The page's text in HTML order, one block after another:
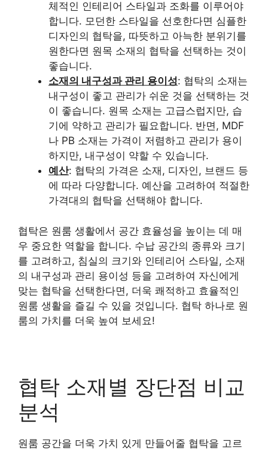
체적인 인테리어 스타일과 조화를 이루어야
합니다. 모던한 스타일을 선호한다면 심플한
디자인의 협탁을, 따뜻하고 아늑한 분위기를
원한다면 원목 소재의 협탁을 선택하는 것이
좋습니다.
소재의 내구성과 관리 용이성: 협탁의 소재는
내구성이 좋고 관리가 쉬운 것을 선택하는 것
이 좋습니다. 원목 소재는 고급스럽지만, 습
기에 약하고 관리가 필요합니다. 반면, MDF
나 PB 소재는 가격이 저렴하고 관리가 용이
하지만, 내구성이 약할 수 있습니다.
예산: 협탁의 가격은 소재, 디자인, 브랜드 등
에 따라 다양합니다. 예산을 고려하여 적절한
가격대의 협탁을 선택해야 합니다.
협탁은 원룸 생활에서 공간 효율성을 높이는 데 매
우 중요한 역할을 합니다. 수납 공간의 종류와 크기
를 고려하고, 침실의 크기와 인테리어 스타일, 소재
의 내구성과 관리 용이성 등을 고려하여 자신에게
맞는 협탁을 선택한다면, 더욱 쾌적하고 효율적인
원룸 생활을 즐길 수 있을 것입니다. 협탁 하나로 원
룸의 가치를 더욱 높여 보세요!
협탁 소재별 장단점 비교
분석
원룸 공간을 더욱 가치 있게 만들어줄 협탁을 고르